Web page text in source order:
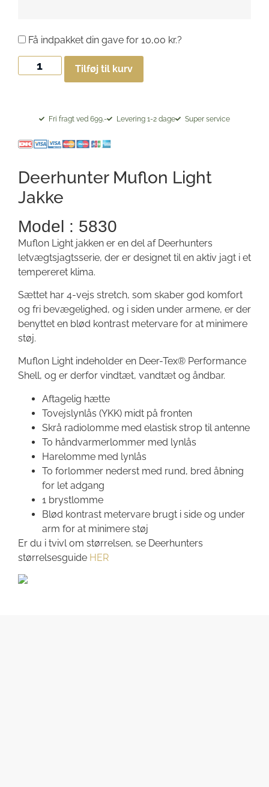
Tilføj til kurv
Få indpakket din gave for 10,00 kr.?
Fri fragt ved 699.- Levering 1-2 dage Super service
Deerhunter Muflon Light
Jakke
Model : 5830
Muflon Light jakken er en del af Deerhunters
letvægtsjagtsserie, der er designet til en aktiv jagt i et
tempereret klima.
Sættet har 4-vejs stretch, som skaber god komfort
og fri bevægelighed, og i siden under armene, er der
benyttet en blød kontrast metervare for at minimere
støj.
Muflon Light indeholder en Deer-Tex® Performance
Shell, og er derfor vindtæt, vandtæt og åndbar.
Aftagelig hætte
Tovejslynlås (YKK) midt på fronten
Skrå radiolomme med elastisk strop til antenne
To håndvarmerlommer med lynlås
Harelomme med lynlås
To forlommer nederst med rund, bred åbning
for let adgang
1 brystlomme
Blød kontrast metervare brugt i side og under
arm for at minimere støj
Er du i tvivl om størrelsen, se Deerhunters
størrelsesguide HER